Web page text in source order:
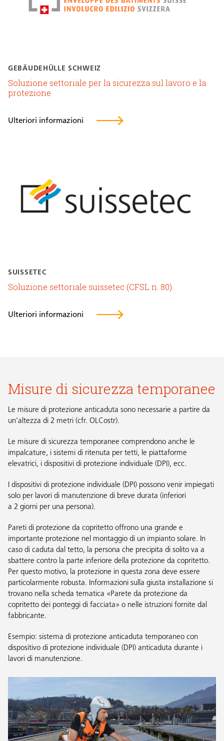
GEBÄUDEHÜLLE SCHWEIZ
Soluzione settoriale per la sicurezza sul lavoro e la
protezione
Ulteriori informazioni
SUISSETEC
Soluzione settoriale suissetec (CFSL n. 80).
Ulteriori informazioni
Misure di sicurezza temporanee
Le misure di protezione anticaduta sono necessarie a partire da
un’altezza di 2 metri (cfr. OLCostr).
Le misure di sicurezza temporanee comprendono anche le
impalcature, i sistemi di ritenuta per tetti, le piattaforme
elevatrici, i dispositivi di protezione individuale (DPI), ecc.
I dispositivi di protezione individuale (DPI) possono venir impiegati
solo per lavori di manutenzione di breve durata (inferiori
a 2 giorni per una persona).
Pareti di protezione da copritetto offrono una grande e
importante protezione nel montaggio di un impianto solare. In
caso di caduta dal tetto, la persona che precipita di solito va a
sbattere contro la parte inferiore della protezione da copritetto.
Per questo motivo, la protezione in questa zona deve essere
particolarmente robusta. Informazioni sulla giusta installazione si
trovano nella scheda tematica «Parete da protezione da
copritetto dei ponteggi di facciata» o nelle istruzioni fornite dal
fabbricante.
Esempio: sistema di protezione anticaduta temporaneo con
dispositivo di protezione individuale (DPI) anticaduta durante i
lavori di manutenzione.